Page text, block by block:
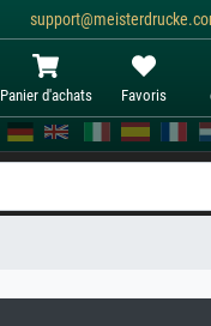
Panier d'achats Favoris